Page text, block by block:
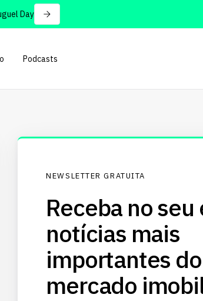
Day
Podcasts
NEWSLETTER GRATUITA
Receba no
notícias mais
importantes do
mercado